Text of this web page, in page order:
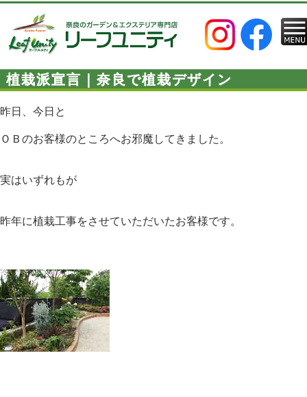
植栽派宣言｜奈良で植栽デザイン
昨日、今日と
ＯＢのお客様のところへお邪魔してきました。
実はいずれもが
昨年に植栽工事をさせていただいたお客様です。